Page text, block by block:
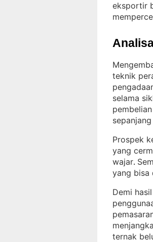
eksportir
teknik
selama
Prospek
yang
wajar.
yang bisa
Demi
ternak